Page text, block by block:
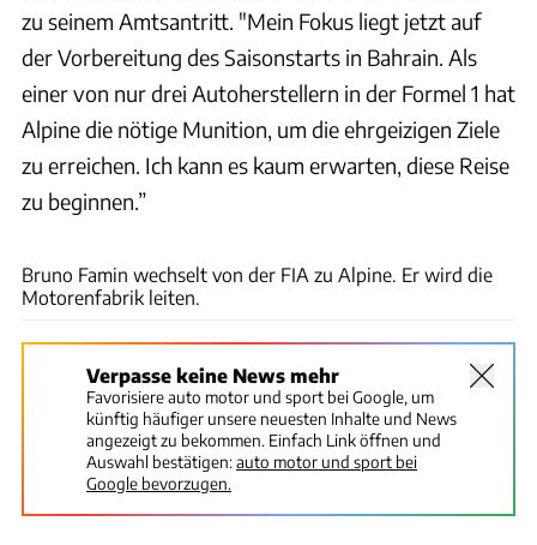
zu seinem Amtsantritt. "Mein Fokus liegt jetzt auf
der Vorbereitung des Saisonstarts in Bahrain. Als
einer von nur drei Autoherstellern in der Formel 1 hat
Alpine die nötige Munition, um die ehrgeizigen Ziele
zu erreichen. Ich kann es kaum erwarten, diese Reise
zu beginnen.”
Bruno Famin wechselt von der FIA zu Alpine. Er wird die
Motorenfabrik leiten.
Verpasse keine News mehr
Favorisiere auto motor und sport bei Google, um
künftig häufiger unsere neuesten Inhalte und News
angezeigt zu bekommen. Einfach Link öffnen und
Auswahl bestätigen:auto motor und sport bei
Google bevorzugen.